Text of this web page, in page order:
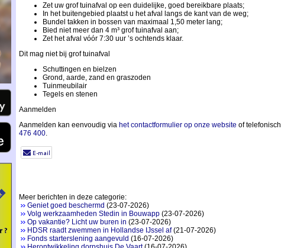
Zet uw grof tuinafval op een duidelijke, goed bereikbare plaats;
In het buitengebied plaatst u het afval langs de kant van de weg;
Bundel takken in bossen van maximaal 1,50 meter lang;
Bied niet meer dan 4 m³ grof tuinafval aan;
Zet het afval vóór 7:30 uur ’s ochtends klaar.
Dit mag niet bij grof tuinafval
Schuttingen en bielzen
Grond, aarde, zand en graszoden
Tuinmeubilair
Tegels en stenen
Aanmelden
Aanmelden kan eenvoudig via het contactformulier op onze website of
476 400.
Meer berichten in deze categorie:
Geniet goed beschermd (23-07-2026)
Volg werkzaamheden Stedin in Bouwapp(23-07-2026)
Op vakantie? Licht uw buren in (23-07-2026)
HDSR raadt zwemmen in Hollandse IJssel af(21-07-2026)
Fonds starterslening aangevuld (16-07-2026)